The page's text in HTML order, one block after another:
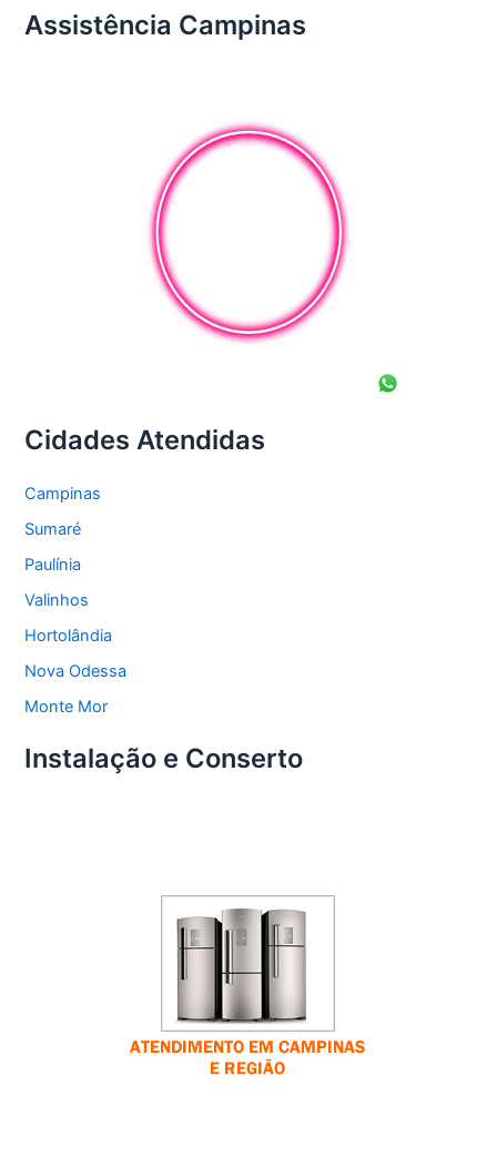
Assistência Campinas
Cidades Atendidas
Campinas
Sumaré
Paulínia
Valinhos
Hortolândia
Nova Odessa
Monte Mor
Instalação e Conserto